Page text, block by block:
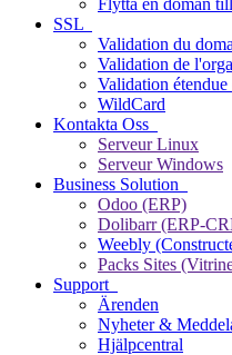
Flytta en domän
SSL
Validation du
Validation de
Validation
WildCard
Kontakta Oss
Serveur Linux
Serveur Windows
Business Solution
Odoo (ERP)
Dolibarr (ERP-
Weebly
Packs Sites
Support
Ärenden
Nyheter &
Hjälpcentral